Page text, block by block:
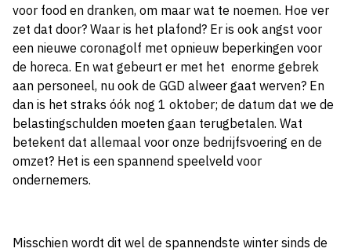
voor food en dranken, om maar wat te noemen. Hoe ver
zet dat door? Waar is het plafond? Er is ook angst voor
een nieuwe coronagolf met opnieuw beperkingen voor
de horeca. En wat gebeurt er met het enorme gebrek
aan personeel, nu ook de GGD alweer gaat werven? En
dan is het straks óók nog 1 oktober; de datum dat we de
belastingschulden moeten gaan terugbetalen. Wat
betekent dat allemaal voor onze bedrijfsvoering en de
omzet? Het is een spannend speelveld voor
ondernemers.
Misschien wordt dit wel de spannendste winter sinds de